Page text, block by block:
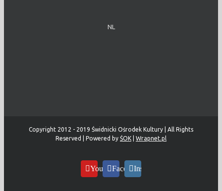
NL
Copyright 2012 - 2019 Świdnicki Ośrodek Kultury | All Rights
Reserved | Powered by ŚOK Wrapnet.pl
YouTubeFacebookInstagram